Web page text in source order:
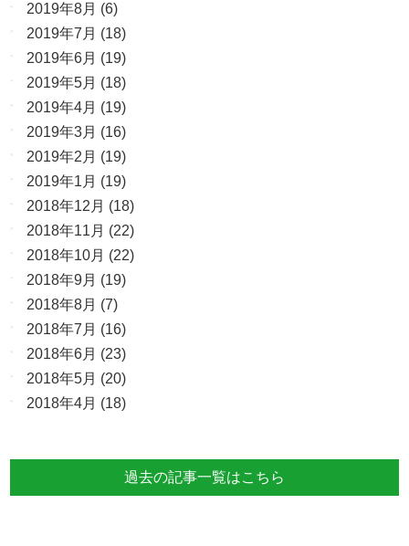
2019年8月 (6)
2019年7月 (18)
2019年6月 (19)
2019年5月 (18)
2019年4月 (19)
2019年3月 (16)
2019年2月 (19)
2019年1月 (19)
2018年12月 (18)
2018年11月 (22)
2018年10月 (22)
2018年9月 (19)
2018年8月 (7)
2018年7月 (16)
2018年6月 (23)
2018年5月 (20)
2018年4月 (18)
過去の記事一覧はこちら